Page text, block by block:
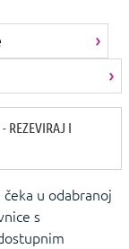
REZEVIRAJ I
u odabranoj
s